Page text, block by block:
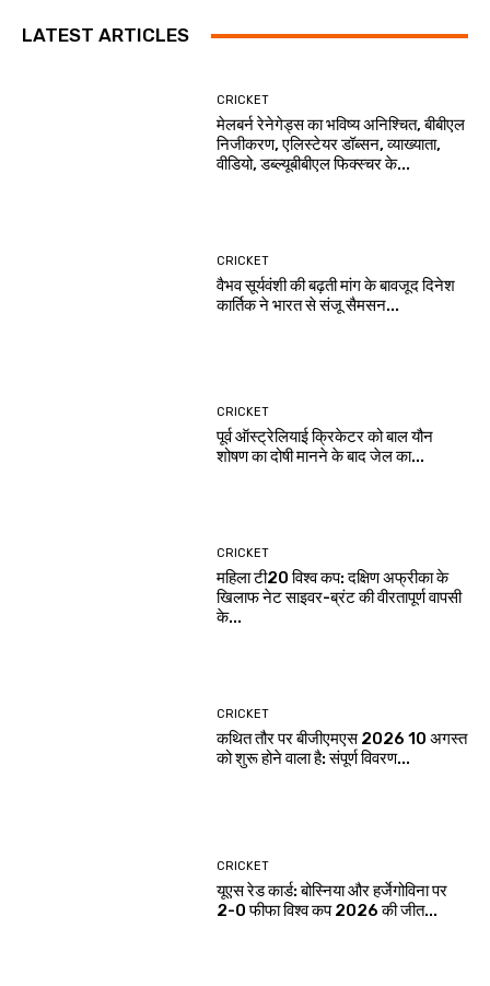
LATEST ARTICLES
CRICKET
मेलबर्न रेनेगेड्स का भविष्य अनिश्चित, बीबीएल
निजीकरण, एलिस्टेयर डॉब्सन, व्याख्याता,
वीडियो, डब्ल्यूबीबीएल फिक्स्चर के...
CRICKET
वैभव सूर्यवंशी की बढ़ती मांग के बावजूद दिनेश
कार्तिक ने भारत से संजू सैमसन...
CRICKET
पूर्व ऑस्ट्रेलियाई क्रिकेटर को बाल यौन
शोषण का दोषी मानने के बाद जेल का...
CRICKET
महिला टी20 विश्व कप: दक्षिण अफ्रीका के
खिलाफ नेट साइवर-ब्रंट की वीरतापूर्ण वापसी
के...
CRICKET
कथित तौर पर बीजीएमएस 2026 10 अगस्त
को शुरू होने वाला है: संपूर्ण विवरण...
CRICKET
यूएस रेड कार्ड: बोस्निया और हर्जेगोविना पर
2-0 फीफा विश्व कप 2026 की जीत...